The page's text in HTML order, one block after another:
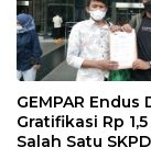
GEMPAR Endus
Gratifikasi Rp
Salah Satu SKPD